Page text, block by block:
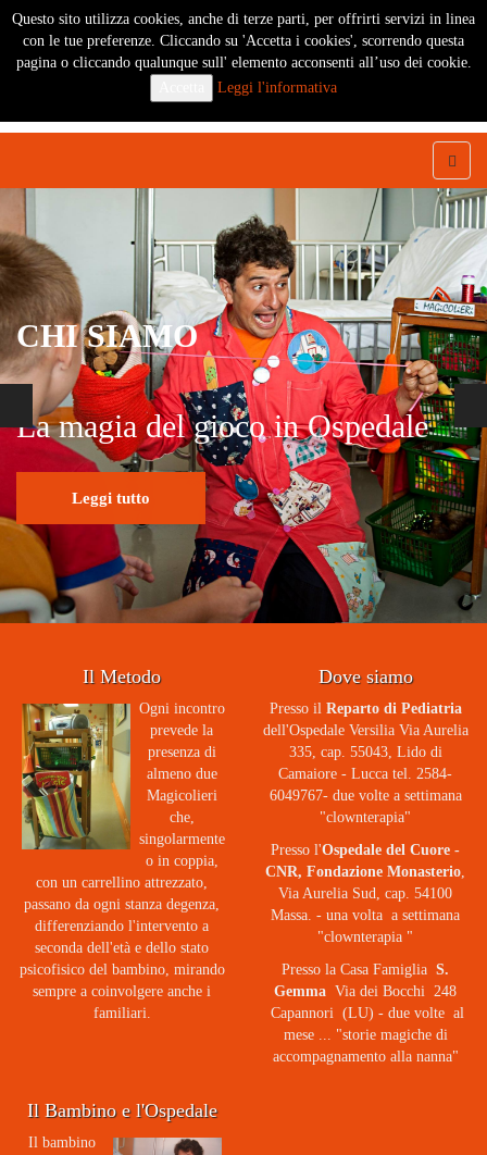
Associazione "I Magicolieri" -
ODV
Quando il gioco diventa Magia!
CHI SIAMO
La magia del gioco in Ospedale
Leggi tutto
Il Metodo
Ogni incontro
prevede la
presenza di
almeno due
Magicolieri
che,
singolarmente
o in coppia,
con un carrellino attrezzato,
passano da ogni stanza degenza,
differenziando l'intervento a
seconda dell'età e dello stato
psicofisico del bambino, mirando
sempre a coinvolgere anche i
familiari.
Dove siamo
Presso il Reparto di Pediatria
dell'Ospedale Versilia Via Aurelia
335, cap. 55043, Lido di
Camaiore - Lucca tel. 2584-
6049767- due volte a settimana
"clownterapia"
Presso l'Ospedale del Cuore -
CNR, Fondazione Monasterio,
Via Aurelia Sud, cap. 54100
Massa. - una volta a settimana
"clownterapia "
Presso la Casa Famiglia S.
Gemma Via dei Bocchi 248
Capannori (LU) - due volte al
mese ... "storie magiche di
accompagnamento alla nanna"
Il Bambino e l'Ospedale
Il bambino
Questo sito utilizza cookies, anche di terze parti, per offrirti servizi in linea
con le tue preferenze. Cliccando su 'Accetta i cookies', scorrendo questa
pagina o cliccando qualunque sull' elemento acconsenti all’uso dei cookie.
Leggi l'informativa